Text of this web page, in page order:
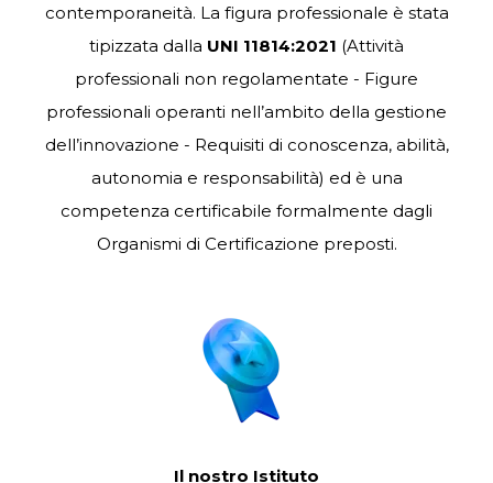
contemporaneità. La figura professionale è stata
tipizzata dalla UNI 11814:2021 (Attività
professionali non regolamentate - Figure
professionali operanti nell’ambito della gestione
dell’innovazione - Requisiti di conoscenza, abilità,
autonomia e responsabilità) ed è una
competenza certificabile formalmente dagli
Organismi di Certificazione preposti.
Il nostro Istituto